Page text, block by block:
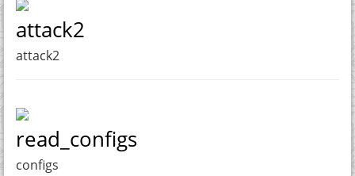
attack2
attack2
read_configs
configs